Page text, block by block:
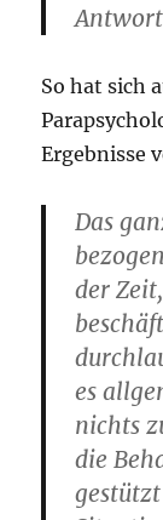
So hat sich
Ergebnisse
Das
der
es
nichts
die